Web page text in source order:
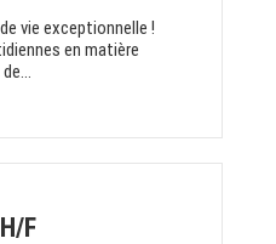
vie exceptionnelle !
en matière
F